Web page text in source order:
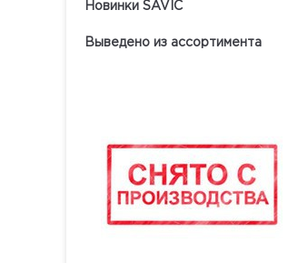
Новинки SAVIC
Выведено из ассортимента